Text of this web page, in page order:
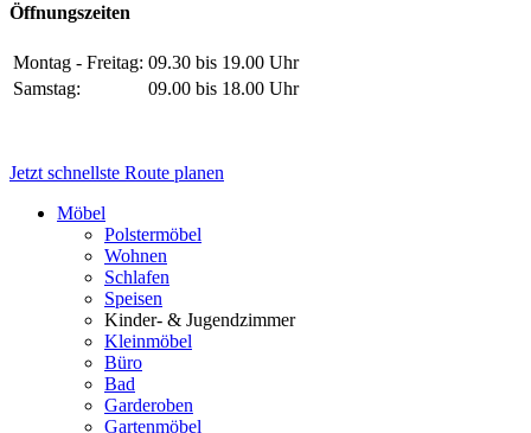
Öffnungszeiten
Montag - Freitag: 09.30 bis 19.00 Uhr
Samstag:
09.00 bis 18.00 Uhr
Jetzt schnellste Route planen
Möbel
Polstermöbel
Wohnen
Schlafen
Speisen
Kinder- & Jugendzimmer
Kleinmöbel
Büro
Bad
Garderoben
Gartenmöbel